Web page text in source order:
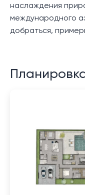
наслаждения
международного
добраться,